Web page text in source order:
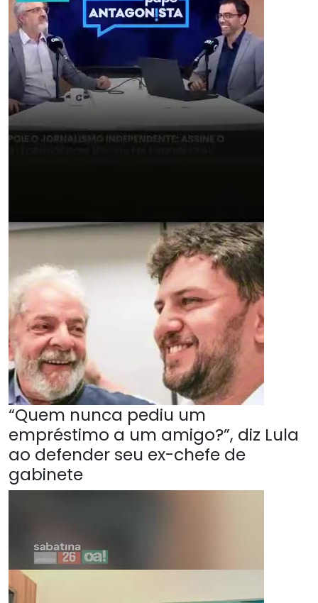
“Quem nunca pediu um
empréstimo a um amigo?”, diz Lula
ao defender seu ex-chefe de
gabinete